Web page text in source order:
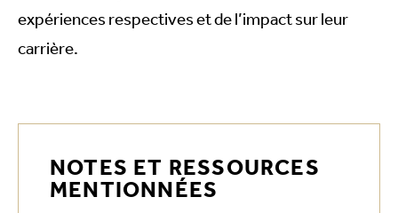
EMBED
expériences respectives et de l’impact sur leur
carrière.
NOTES ET RESSOURCES
MENTIONNÉES